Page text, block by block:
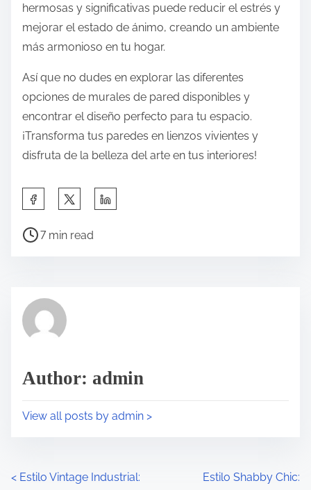
hermosas y significativas puede reducir el estrés y
mejorar el estado de ánimo, creando un ambiente
más armonioso en tu hogar.
Así que no dudes en explorar las diferentes
opciones de murales de pared disponibles y
encontrar el diseño perfecto para tu espacio.
¡Transforma tus paredes en lienzos vivientes y
disfruta de la belleza del arte en tus interiores!
7 min read
Author: admin
View all posts by admin >
< Estilo Vintage Industrial: Estilo Shabby Chic: